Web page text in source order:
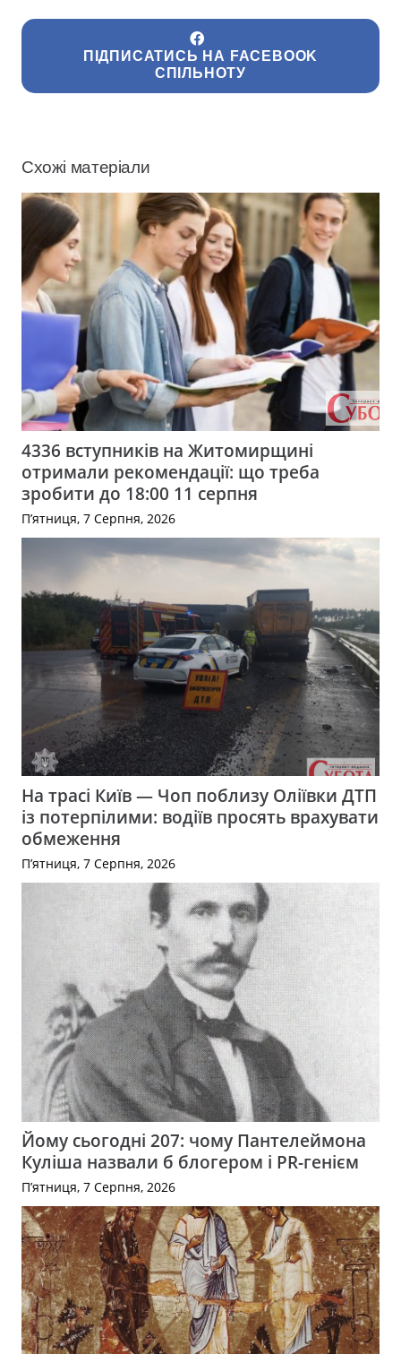
ПІДПИСАТИСЬ НА FACEBOOK
СПІЛЬНОТУ
Схожі матеріали
4336 вступників на Житомирщині
отримали рекомендації: що треба
зробити до 18:00 11 серпня
П’ятниця, 7 Серпня, 2026
На трасі Київ — Чоп поблизу Оліївки ДТП
із потерпілими: водіїв просять врахувати
обмеження
П’ятниця, 7 Серпня, 2026
Йому сьогодні 207: чому Пантелеймона
Куліша назвали б блогером і PR-генієм
П’ятниця, 7 Серпня, 2026